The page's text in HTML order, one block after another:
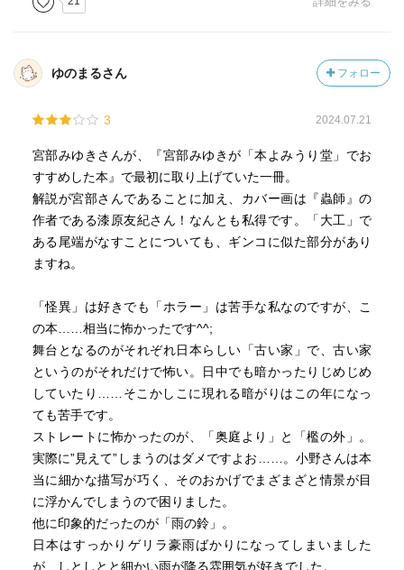
怖い。
小さいおじさんのような話かと思ったら
そういう話でもなかった。謂われは、
少し可哀想
潮満ちの井戸（★★★）
怖いというか不思議な話
結局、あれは何だったのだろう？
びたん、びたんという音をさせ、
腐臭がするもの、やはりこの世のものでは
檻の外（★★★）
シングルマザーの麻美は娘とともに
実家へ戻って来る。だが厄介者の母娘は
大伯父の家をあてがわれてそこに住む事に。
車に乗るたびに起こる怪異、ガレージで
小さな男の子らしき白い顔を目撃した麻美は
以前、男の子が車の中に閉じ込められて、
排ガスで亡くなっていた事を知る。
「ガレージのシャッターを失くして
格子戸を付けませんか？」と、尾端さんの提案
「声をかけてあげてはどうでしょう。
大丈夫だから、外に出なさいと」
ゆのまるさん フォロー
3 2024.07.21
宮部みゆきさんが、『宮部みゆきが「本よみうり堂」でお
すすめした本』で最初に取り上げていた一冊。
解説が宮部さんであることに加え、カバー画は『蟲師』の
作者である漆原友紀さん！なんとも私得です。「大工」で
ある尾端がなすことについても、ギンコに似た部分があり
ますね。
「怪異」は好きでも「ホラー」は苦手な私なのですが、こ
の本……相当に怖かったです^^;
舞台となるのがそれぞれ日本らしい「古い家」で、古い家
というのがそれだけで怖い。日中でも暗かったりじめじめ
していたり……そこかしこに現れる暗がりはこの年になっ
ても苦手です。
ストレートに怖かったのが、「奥庭より」と「檻の外」。
実際に”見えて”しまうのはダメですよお……。小野さんは本
当に細かな描写が巧く、そのおかげでまざまざと情景が目
に浮かんでしまうので困りました。
他に印象的だったのが「雨の鈴」。
日本はすっかりゲリラ豪雨ばかりになってしまいました
が、しとしとと細かい雨が降る雰囲気が好きでした。